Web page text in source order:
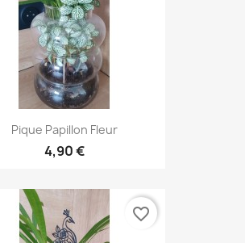
Pique Papillon Fleur
4,90 €
favorite_border